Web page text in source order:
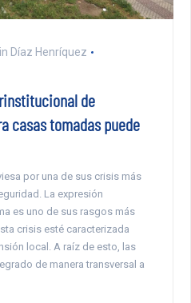
Díaz Henríquez
de
casas tomadas puede
por una de sus crisis más
La expresión
es uno de sus rasgos más
crisis esté caracterizada
local. A raíz de esto, las
de manera transversal a